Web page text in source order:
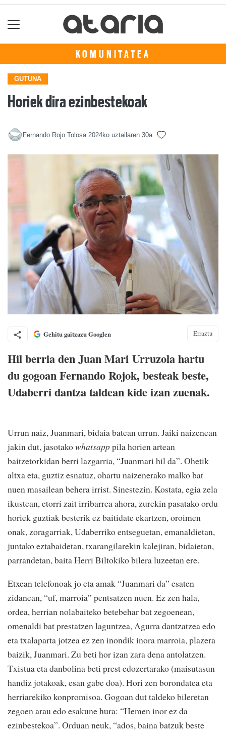
KOMUNITATEA
GUTUNA
Horiek dira ezinbestekoak
Fernando Rojo Tolosa 2024ko uztailaren 30a
Gehitu gaitzazu Googlen Erraztu
Hil berria den Juan Mari Urruzola hartu
du gogoan Fernando Rojok, besteak beste,
Udaberri dantza taldean kide izan zuenak.
Urrun naiz, Juanmari, bidaia batean urrun. Jaiki naizenean
jakin dut, jasotakowhatsapppila horien artean
baitzetorkidan berri lazgarria, “Juanmari hil da”. Ohetik
altxa eta, guztiz esnatuz, ohartu naizenerako malko bat
nuen masailean behera irrist. Sinestezin. Kostata, egia zela
ikustean, etorri zait irribarrea ahora, zurekin pasatako ordu
horiek guztiak besterik ez baitidate ekartzen, oroimen
onak, zoragarriak, Udaberriko entseguetan, emanaldietan,
juntako eztabaidetan, txarangilarekin kalejiran, bidaietan,
parrandetan, baita Herri Biltokiko bilera luzeetan ere.
Etxean telefonoak jo eta amak “Juanmari da” esaten
zidanean, “uf, marroia” pentsatzen nuen. Ez zen hala,
ordea, herrian nolabaiteko betebehar bat zegoenean,
omenaldi bat prestatzen laguntzea, Agurra dantzatzea edo
eta txalaparta jotzea ez zen inondik inora marroia, plazera
baizik, Juanmari. Zu beti hor izan zara dena antolatzen.
Txistua eta danbolina beti prest edozertarako (maisutasun
handiz jotakoak, esan gabe doa). Hori zen borondatea eta
herriarekiko konpromisoa. Gogoan dut taldeko bileretan
zegoen arau edo esakune hura: “Hemen inor ez da
ezinbestekoa”. Orduan neuk, “ados, baina batzuk beste